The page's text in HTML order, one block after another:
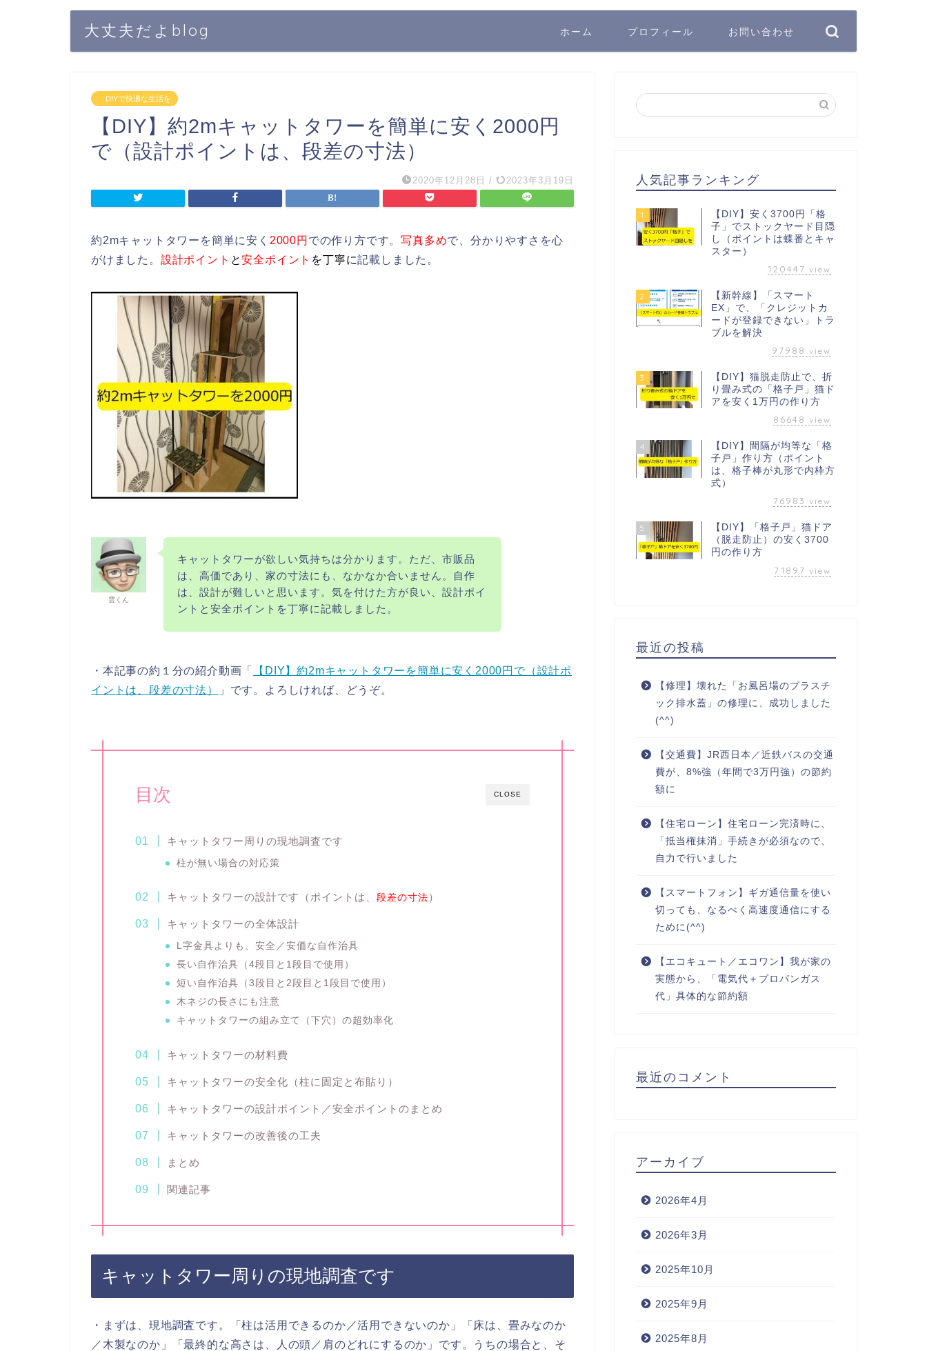
大丈夫だよblog ホーム プロフィール お問い合わせ
DIYで快適な生活を
【DIY】約2mキャットタワーを簡単に安く2000円
で（設計ポイントは、段差の寸法）
2020年12月28日 / 2023年3月19日
約2mキャットタワーを簡単に安く 2000円 での作り方です。写真多めで、分かりやすさを心
がけました。 設計ポイント と安全ポイント を丁寧に記載しました。
雲くん
キャットタワーが欲しい気持ちは分かります。ただ、市販品
は、高価であり、家の寸法にも、なかなか合いません。自作
は、設計が難しいと思います。気を付けた方が良い、設計ポイ
ントと安全ポイントを丁寧に記載しました。
・本記事の約１分の紹介動画「
【DIY】約2mキャットタワーを簡単に安く2000円で（設計ポ
イントは、段差の寸法）
」です。よろしければ、どうぞ。
CLOSE
目次
キャットタワー周りの現地調査です
柱が無い場合の対応策
キャットタワーの設計です（ポイントは、 段差の寸法）
キャットタワーの全体設計
L字金具よりも、安全／安価な自作治具
長い自作治具（4段目と1段目で使用）
短い自作治具（3段目と2段目と1段目で使用）
木ネジの長さにも注意
キャットタワーの組み立て（下穴）の超効率化
キャットタワーの材料費
キャットタワーの安全化（柱に固定と布貼り）
キャットタワーの設計ポイント／安全ポイントのまとめ
キャットタワーの改善後の工夫
まとめ
関連記事
キャットタワー周りの現地調査です
・まずは、現地調査です。「柱は活用できるのか／活用できないのか」「床は、畳みなのか
／木製なのか」「最終的な高さは、人の頭／肩のどれにするのか」です。うちの場合と、そ
人気記事ランキング
1
【DIY】安く3700円「格
子」でストックヤード目隠
し（ポイントは蝶番とキャ
スター）
120447 view
2
【新幹線】「スマート
EX」で、「クレジットカ
ードが登録できない」トラ
ブルを解決
97988 view
3
【DIY】猫脱走防止で、折
り畳み式の「格子戸」猫ド
アを安く1万円の作り方
86648 view
4
【DIY】間隔が均等な「格
子戸」作り方（ポイント
は、格子棒が丸形で内枠方
式）
76983 view
5
【DIY】「格子戸」猫ドア
（脱走防止）の安く3700
円の作り方
71897 view
最近の投稿
【修理】壊れた「お風呂場のプラスチ
ック排水蓋」の修理に、成功しました
(^^)
【交通費】JR西日本／近鉄バスの交通
費が、8%強（年間で3万円強）の節約
額に
【住宅ローン】住宅ローン完済時に、
「抵当権抹消」手続きが必須なので、
自力で行いました
【スマートフォン】ギガ通信量を使い
切っても、なるべく高速度通信にする
ために(^^)
【エコキュート／エコワン】我が家の
実態から、「電気代＋プロパンガス
代」具体的な節約額
最近のコメント
アーカイブ
2026年4月
2026年3月
2025年10月
2025年9月
2025年8月